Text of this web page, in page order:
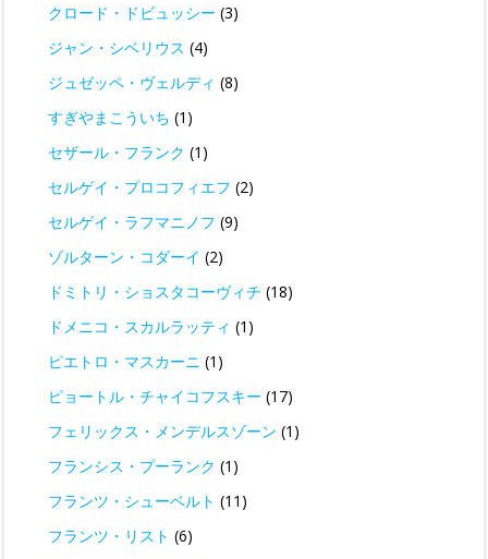
クロード・ドビュッシー (3)
ジャン・シベリウス (4)
ジュゼッペ・ヴェルディ (8)
すぎやまこういち (1)
セザール・フランク (1)
セルゲイ・プロコフィエフ (2)
セルゲイ・ラフマニノフ (9)
ゾルターン・コダーイ (2)
ドミトリ・ショスタコーヴィチ (18)
ドメニコ・スカルラッティ (1)
ピエトロ・マスカーニ (1)
ピョートル・チャイコフスキー (17)
フェリックス・メンデルスゾーン (1)
フランシス・プーランク (1)
フランツ・シューベルト (11)
フランツ・リスト (6)